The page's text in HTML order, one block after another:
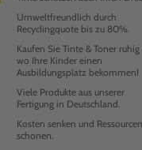
Umweltfreundlich durch
Recyclingquote bis zu 80%.
Kaufen Sie Tinte & Toner ruhig
wo Ihre Kinder einen
Ausbildungsplatz bekommen!
Viele Produkte aus unserer
Fertigung in Deutschland.
Kosten senken und Ressourcen
schonen.